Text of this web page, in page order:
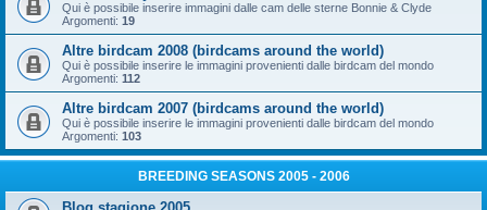
Qui è possibile inserire immagini dalle cam delle sterne Bonnie & Clyde
Argomenti: 19
Altre birdcam 2008 (birdcams around the world)
Qui è possibile inserire le immagini provenienti dalle birdcam del mondo
Argomenti: 112
Altre birdcam 2007 (birdcams around the world)
Qui è possibile inserire le immagini provenienti dalle birdcam del mondo
Argomenti: 103
BREEDING SEASONS 2005 - 2006